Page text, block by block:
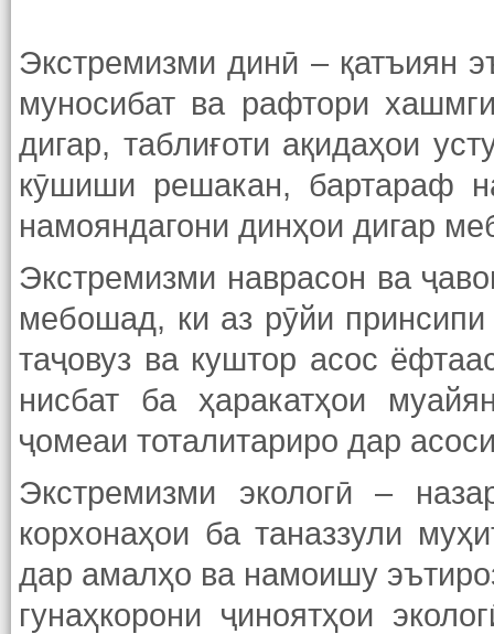
Экстремизми динӣ – қатъиян
муносибат ва рафтори
дигар, таблиғоти ақидаҳои
кӯшиши решакан, бартараф
намояндагони динҳои дигар
Экстремизми наврасон ва
мебошад, ки аз рӯйи принсипи
таҷовуз ва куштор асос
нисбат ба ҳаракатҳои
ҷомеаи тоталитариро дар
Экстремизми экологӣ –
корхонаҳои ба таназзули
дар амалҳо ва намоишу
гунаҳкорони ҷиноятҳои